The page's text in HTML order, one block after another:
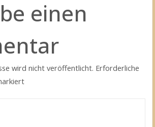
einen
wird nicht veröffentlicht. Erforderliche